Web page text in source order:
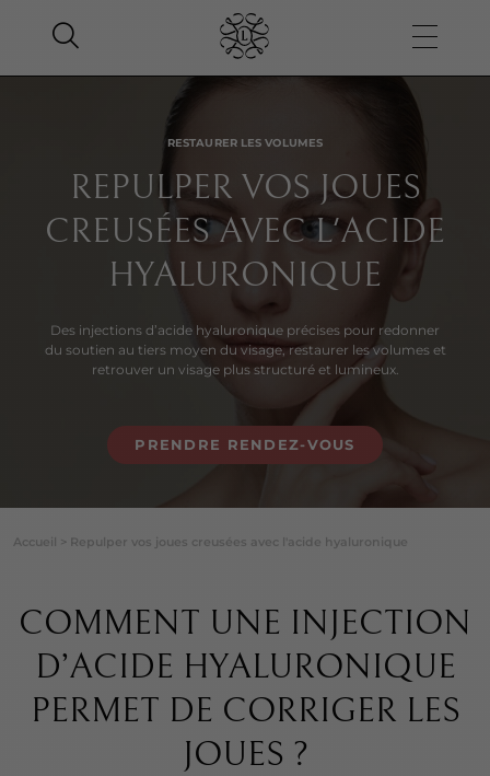
RESTAURER LES VOLUMES
REPULPER VOS JOUES
CREUSÉES AVEC L'ACIDE
HYALURONIQUE
Des injections d’acide hyaluronique précises pour redonner
du soutien au tiers moyen du visage, restaurer les volumes et
retrouver un visage plus structuré et lumineux.
PRENDRE RENDEZ-VOUS
Accueil > Repulper vos joues creusées avec l'acide hyaluronique
COMMENT UNE INJECTION
D’ACIDE HYALURONIQUE
PERMET DE CORRIGER LES
JOUES ?